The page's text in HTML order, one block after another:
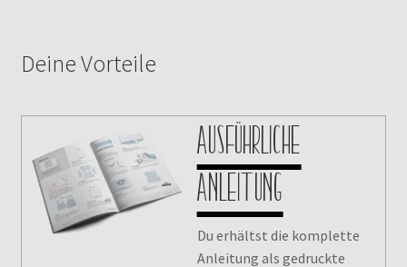
Deine Vorteile
Ausführliche
Anleitung
Du erhältst die komplette
Anleitung als gedruckte